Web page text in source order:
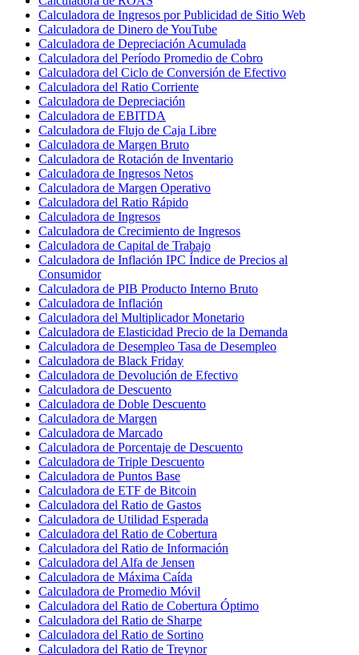
Calculadora de Ingresos por Publicidad de Sitio Web
Calculadora de Dinero de YouTube
Calculadora de Depreciación Acumulada
Calculadora del Período Promedio de Cobro
Calculadora del Ciclo de Conversión de Efectivo
Calculadora del Ratio Corriente
Calculadora de Depreciación
Calculadora de EBITDA
Calculadora de Flujo de Caja Libre
Calculadora de Margen Bruto
Calculadora de Rotación de Inventario
Calculadora de Ingresos Netos
Calculadora de Margen Operativo
Calculadora del Ratio Rápido
Calculadora de Ingresos
Calculadora de Crecimiento de Ingresos
Calculadora de Capital de Trabajo
Calculadora de Inflación IPC Índice de Precios al
Consumidor
Calculadora de PIB Producto Interno Bruto
Calculadora de Inflación
Calculadora del Multiplicador Monetario
Calculadora de Elasticidad Precio de la Demanda
Calculadora de Desempleo Tasa de Desempleo
Calculadora de Black Friday
Calculadora de Devolución de Efectivo
Calculadora de Descuento
Calculadora de Doble Descuento
Calculadora de Margen
Calculadora de Marcado
Calculadora de Porcentaje de Descuento
Calculadora de Triple Descuento
Calculadora de Puntos Base
Calculadora de ETF de Bitcoin
Calculadora del Ratio de Gastos
Calculadora de Utilidad Esperada
Calculadora del Ratio de Cobertura
Calculadora del Ratio de Información
Calculadora del Alfa de Jensen
Calculadora de Máxima Caída
Calculadora de Promedio Móvil
Calculadora del Ratio de Cobertura Óptimo
Calculadora del Ratio de Sharpe
Calculadora del Ratio de Sortino
Calculadora del Ratio de Treynor